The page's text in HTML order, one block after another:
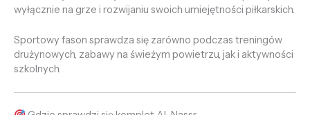
wyłącznie na grze i rozwijaniu swoich umiejętności piłkarskich.
Sportowy fason sprawdza się zarówno podczas treningów
drużynowych, zabawy na świeżym powietrzu, jak i aktywności
szkolnych.